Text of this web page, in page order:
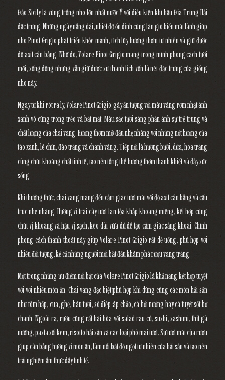
Đảo Sicily là vùng trồng nho lớn nhất nước Ý với điều kiện khí hậu Địa Trung Hải
đặc trưng. Những ngày nắng dài, nhiệt độ ổn định cùng làn gió biển mát lành giúp
nho Pinot Grigio phát triển khỏe mạnh, tích lũy hương thơm tự nhiên và giữ được
độ axit cân bằng. Nhờ đó, Volare Pinot Grigio mang trong mình phong cách tươi
mới, sống động nhưng vẫn giữ được sự thanh lịch vốn là nét đặc trưng của giống
nho này.
Ngay từ khi rót ra ly,Volare Pinot Grigio gây ấn tượng với màu vàng rơm nhạt ánh
xanh vô cùng trong trẻo và bắt mắt. Màu sắc tươi sáng phản ánh sự trẻ trung và
chất lượng của chai vang. Hương thơm mở đầu nhẹ nhàng với những nốt hương của
táo xanh, lê chín, đào trắng và chanh vàng. Tiếp nối là hương bưởi, dứa, hoa trắng
cùng chút khoáng chất tinh tế, tạo nên tổng thể hương thơm thanh khiết và đầy sức
sống.
Khi thưởng thức, chai vang mang đến cảm giác tươi mát với độ axit cân bằng và cấu
trúc nhẹ nhàng. Hương vị trái cây tươi lan tỏa khắp khoang miệng, kết hợp cùng
chút vị khoáng và hậu vị sạch, kéo dài vừa đủ để tạo cảm giác sảng khoái. Chính
phong cách thanh thoát này giúp Volare Pinot Grigio rất dễ uống, phù hợp với
nhiều đối tượng, kể cả những người mới bắt đầu khám phá rượu vang trắng.
Một trong những ưu điểm nổi bật củaVolare Pinot Grigiolà khả năng kết hợp tuyệt
vời với nhiều món ăn. Chai vang đặc biệt phù hợp khi dùng cùng các món hải sản
như tôm hấp, cua, ghẹ, hàu tươi, sò điệp áp chảo, cá hồi nướng hay cá tuyết sốt bơ
chanh. Ngoài ra, rượu cũng rất hài hòa với salad rau củ, sushi, sashimi, thịt gà
nướng, pasta sốt kem, risotto hải sản và các loại phô mai tươi. Sự tươi mát của rượu
giúp cân bằng hương vị món ăn, làm nổi bật độ ngọt tự nhiên của hải sản và tạo nên
trải nghiệm ẩm thực đầy tinh tế.